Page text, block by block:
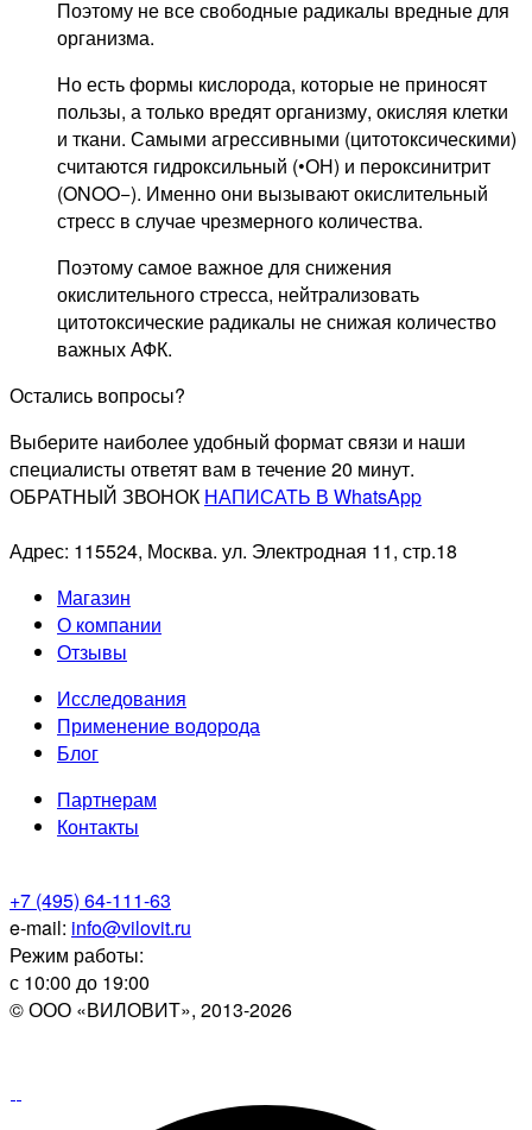
Поэтому не все свободные радикалы вредные для
организма.
Но есть формы кислорода, которые не приносят
пользы, а только вредят организму, окисляя клетки
и ткани. Самыми агрессивными (цитотоксическими)
считаются гидроксильный (•ОН) и пероксинитрит
(ONOO−). Именно они вызывают окислительный
стресс в случае чрезмерного количества.
Поэтому самое важное для снижения
окислительного стресса, нейтрализовать
цитотоксические радикалы не снижая количество
важных АФК.
Остались вопросы?
Выберите наиболее удобный формат связи и наши
специалисты ответят вам в течение 20 минут.
ОБРАТНЫЙ ЗВОНОК НАПИСАТЬ В WhatsApp
Адрес: 115524, Москва. ул. Электродная 11, стр.18
Магазин
О компании
Отзывы
Исследования
Применение водорода
Блог
Партнерам
Контакты
+7 (495) 64-111-63
e-mail: info@vilovit.ru
Режим работы:
с 10:00 до 19:00
© ООО «ВИЛОВИТ», 2013-2026